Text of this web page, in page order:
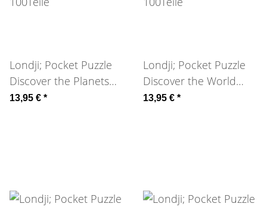
Londji; Pocket Puzzle
Discover the Planets
100Teile
13,95 € *
Londji; Pocket Puzzle
Discover the World
100Teile
13,95 € *